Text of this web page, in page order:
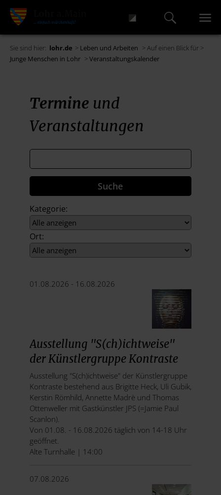
Sie sind hier: lohr.de > Leben und Arbeiten > Auf einen Blick für >
Junge Menschen in Lohr > Veranstaltungskalender
Termine und
Veranstaltungen
Kategorie:
Ort:
01.08.2026 - 16.08.2026
Ausstellung "S(ch)ichtweise"
der Künstlergruppe Kontraste
Ausstellung "S(ch)ichtweise" der Künstlergruppe
Kontraste bestehend aus Brigitte Heck, Uli Gubik,
Kerstin Römhild, Annette Madrè und Thomas
Ottenweller mit Gastkünstler JPS (=Jamie Paul
Scanlon).
Von 01.08. - 16.08.2026 täglich von 14-18 Uhr
geöffnet.
Alte Turnhalle | 14:00
07.08.2026